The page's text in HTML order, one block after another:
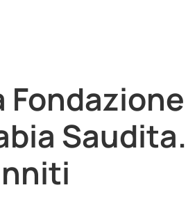
Fondazione